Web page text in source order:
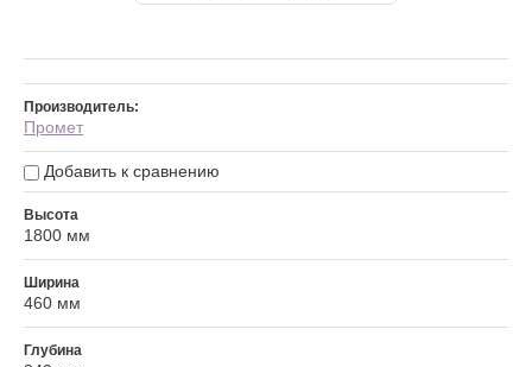
Производитель:
Промет
Добавить к сравнению
Высота
1800 мм
Ширина
460 мм
Глубина